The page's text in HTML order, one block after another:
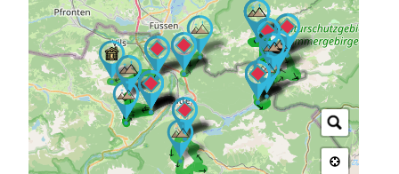
→ → → → →
→ → → →
→ → → → → → →
→ → →
→ → → →
→ → → →
→ → →
→ → → →
→ → → → →
→ → → → → →
→ → → → →